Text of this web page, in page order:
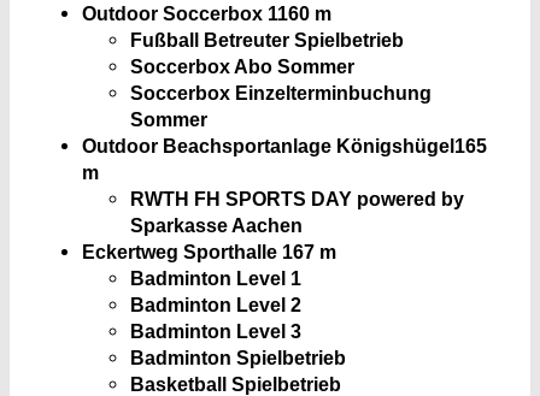
Outdoor Soccerbox 1160 m
Fußball Betreuter Spielbetrieb
Soccerbox Abo Sommer
Soccerbox Einzelterminbuchung
Sommer
Outdoor Beachsportanlage Königshügel165
m
RWTH FH SPORTS DAY powered by
Sparkasse Aachen
Eckertweg Sporthalle 167 m
Badminton Level 1
Badminton Level 2
Badminton Level 3
Badminton Spielbetrieb
Basketball Spielbetrieb